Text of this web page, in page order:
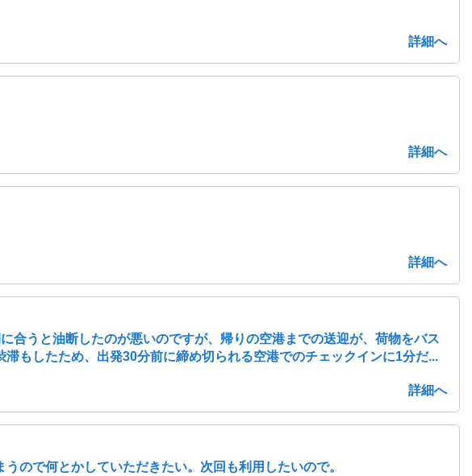
詳細へ
詳細へ
詳細へ
合うと油断したのが悪いのですが、帰りの空港までの送迎が、荷物をバス
もしたため、出発30分前に締め切られる空港でのチェックインに1分だ...
詳細へ
ので何とかしていただきたい。次回も利用したいので。